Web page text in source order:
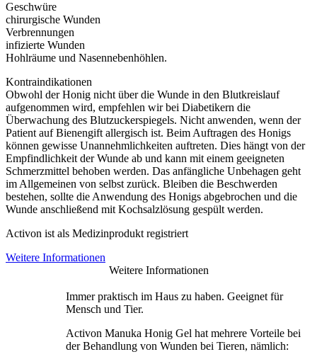
Geschwüre
chirurgische Wunden
Verbrennungen
infizierte Wunden
Hohlräume und Nasennebenhöhlen.
Kontraindikationen
Obwohl der Honig nicht über die Wunde in den Blutkreislauf
aufgenommen wird, empfehlen wir bei Diabetikern die
Überwachung des Blutzuckerspiegels. Nicht anwenden, wenn der
Patient auf Bienengift allergisch ist. Beim Auftragen des Honigs
können gewisse Unannehmlichkeiten auftreten. Dies hängt von der
Empfindlichkeit der Wunde ab und kann mit einem geeigneten
Schmerzmittel behoben werden. Das anfängliche Unbehagen geht
im Allgemeinen von selbst zurück. Bleiben die Beschwerden
bestehen, sollte die Anwendung des Honigs abgebrochen und die
Wunde anschließend mit Kochsalzlösung gespült werden.
Activon ist als Medizinprodukt registriert
Weitere Informationen
Weitere Informationen
Immer praktisch im Haus zu haben. Geeignet für
Mensch und Tier.
Activon Manuka Honig Gel hat mehrere Vorteile bei
der Behandlung von Wunden bei Tieren, nämlich: